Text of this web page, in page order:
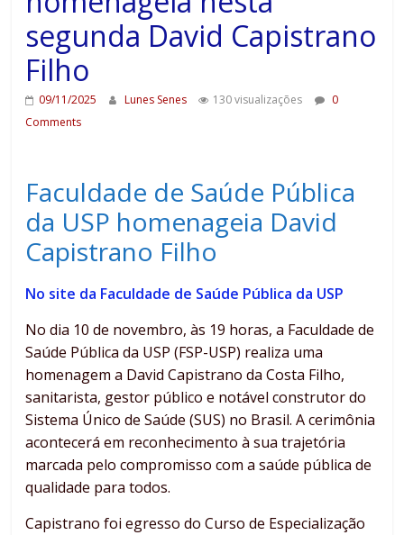
segunda David Capistrano
Filho
09/11/2025 Lunes Senes 130 visualizações
0
Comments
Faculdade de Saúde Pública
da USP homenageia David
Capistrano Filho
No site da Faculdade de Saúde Pública da USP
No dia 10 de novembro, às 19 horas, a Faculdade de
Saúde Pública da USP (FSP-USP) realiza uma
homenagem a David Capistrano da Costa Filho,
sanitarista, gestor público e notável construtor do
Sistema Único de Saúde (SUS) no Brasil. A cerimônia
acontecerá em reconhecimento à sua trajetória
marcada pelo compromisso com a saúde pública de
qualidade para todos.
Capistrano foi egresso do Curso de Especialização